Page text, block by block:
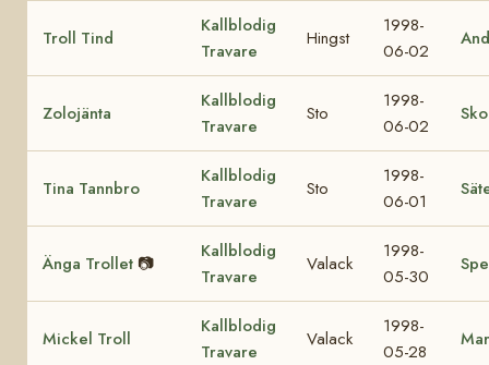
Troll Tind
Kallblodig
Travare
Hingst
1998-
06-02
Zolojänta
Kallblodig
Travare
Sto
1998-
06-02
Tina Tannbro
Kallblodig
Travare
Sto
1998-
06-01
Änga Trollet 📷
Kallblodig
Travare
Valack
1998-
05-30
Mickel Troll
Kallblodig
Travare
Valack
1998-
05-28